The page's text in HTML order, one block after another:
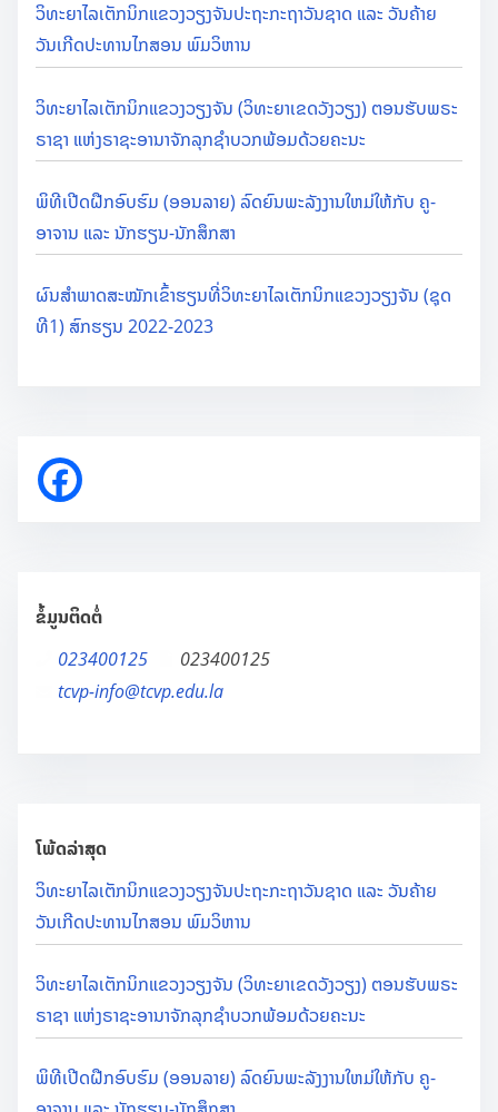
ວິທະຍາໄລເຕັກນິກແຂວງວຽງຈັນປະຖະກະຖາວັນຊາດ ແລະ ວັນຄ້າຍ
ວັນເກີດປະທານໄກສອນ ພົມວິຫານ
ວິທະຍາໄລເຕັກນິກແຂວງວຽງຈັນ (ວິທະຍາເຂດວັງວຽງ) ຕອນຮັບພຣະ
ຣາຊາ ແຫ່ງຣາຊະອານາຈັກລຸກຊຳບວກພ້ອມດ້ວຍຄະນະ
ພິທີເປີດຝືກອົບຮົມ (ອອນລາຍ) ລົດຍົນພະລັງງານໃຫມ່ໃຫ້ກັບ ຄູ-
ອາຈານ ແລະ ນັກຮຽນ-ນັກສຶກສາ
ຜົນສຳພາດສະໝັກເຂົ້າຮຽນທີ່ວິທະຍາໄລເຕັກນິກແຂວງວຽງຈັນ (ຊຸດ
ທີ1) ສົກຮຽນ 2022-2023
ຂໍ້ມູນຕິດຕໍ່
023400125
023400125
tcvp-info@tcvp.edu.la
ໂພ້ດລ່າສຸດ
ວິທະຍາໄລເຕັກນິກແຂວງວຽງຈັນປະຖະກະຖາວັນຊາດ ແລະ ວັນຄ້າຍ
ວັນເກີດປະທານໄກສອນ ພົມວິຫານ
ວິທະຍາໄລເຕັກນິກແຂວງວຽງຈັນ (ວິທະຍາເຂດວັງວຽງ) ຕອນຮັບພຣະ
ຣາຊາ ແຫ່ງຣາຊະອານາຈັກລຸກຊຳບວກພ້ອມດ້ວຍຄະນະ
ພິທີເປີດຝືກອົບຮົມ (ອອນລາຍ) ລົດຍົນພະລັງງານໃຫມ່ໃຫ້ກັບ ຄູ-